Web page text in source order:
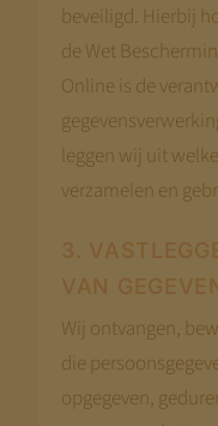
beveiligd. Hierbij
de Wet
Online is de
leggen wij uit
verzamelen en
3.
VAN
Wij ontvangen,
die
opgegeven,